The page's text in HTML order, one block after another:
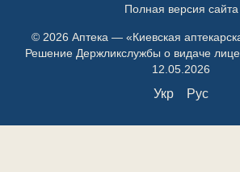
Полная версия сайта
© 2026 Аптека — «Киевская
Решение Держликслужбы о видаче
12.05.2026
Укр Рус